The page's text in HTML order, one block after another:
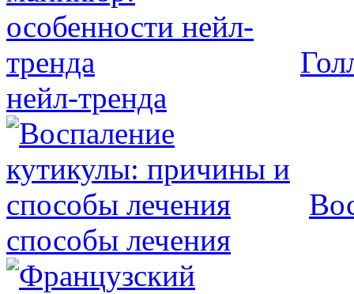
нейл-тренда
способы лечения